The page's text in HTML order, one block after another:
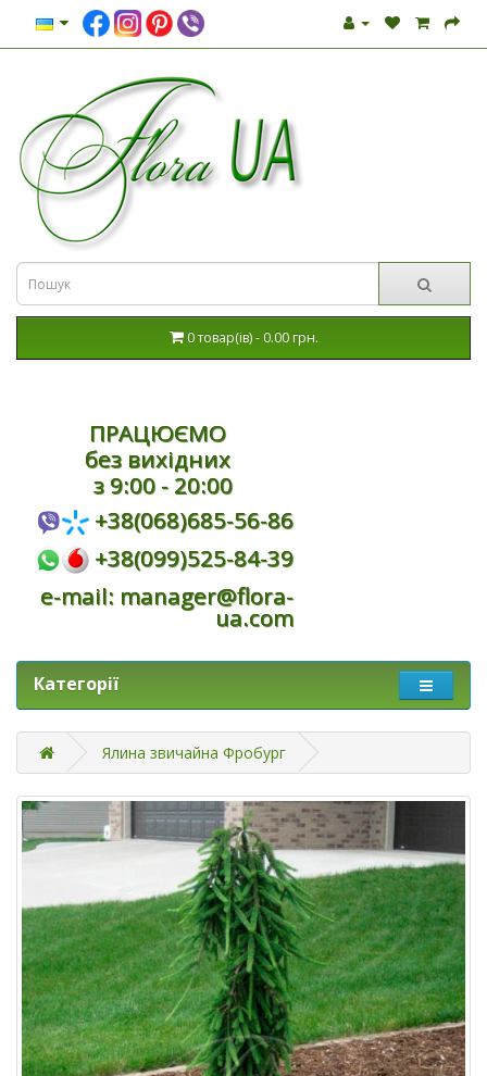
0 товар(ів) - 0.00 грн.
ПРАЦЮЄМО
без вихідних
з 9:00 - 20:00
+38(068)685-56-86
+38(099)525-84-39
e-mail: manager@flora-
ua.com
Категорії
Ялина звичайна Фробург